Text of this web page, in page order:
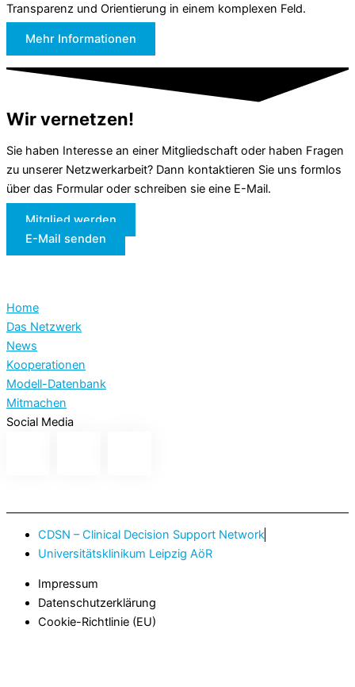
Transparenz und Orientierung in einem komplexen Feld.
Mehr Informationen
Wir vernetzen!
Sie haben Interesse an einer Mitgliedschaft oder haben Fragen
zu unserer Netzwerkarbeit? Dann kontaktieren Sie uns formlos
über das Formular oder schreiben sie eine E-Mail.
Mitglied werden
E-Mail senden
Home
Das Netzwerk
News
Kooperationen
Modell-Datenbank
Mitmachen
Social Media
CDSN – Clinical Decision Support Network
Universitätsklinikum Leipzig AöR
Impressum
Datenschutzerklärung
Cookie-Richtlinie (EU)